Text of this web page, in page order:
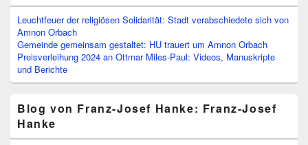
Leuchtfeuer der religiösen Solidarität: Stadt verabschiedete sich von
Amnon Orbach
Gemeinde gemeinsam gestaltet: HU trauert um Amnon Orbach
Preisverleihung 2024 an Ottmar Miles-Paul: Videos, Manuskripte
und Berichte
Blog von Franz-Josef Hanke: Franz-Josef
Hanke